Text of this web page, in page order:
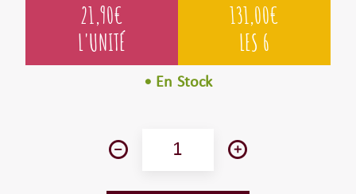
21,90€
L'UNITÉ
131,00€
LES 6
• En Stock